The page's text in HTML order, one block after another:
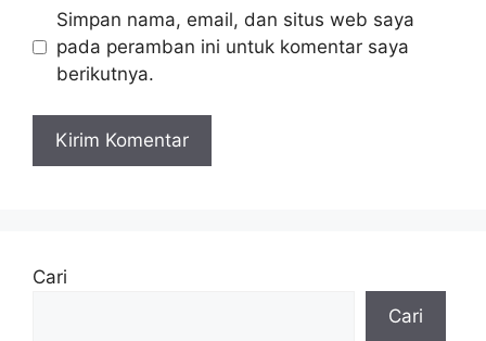
Simpan nama, email, dan situs web saya
pada peramban ini untuk komentar saya
berikutnya.
Cari
Cari